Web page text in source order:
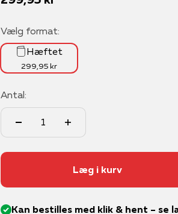
Vælg format:
Hæftet
299,95 kr
Antal:
Læg i kurv
Kan bestilles med klik & hent – se